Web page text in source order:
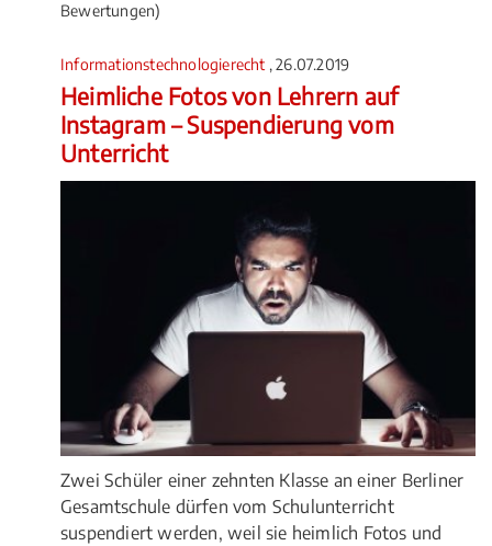
Bewertungen)
Informationstechnologierecht , 26.07.2019
Heimliche Fotos von Lehrern auf
Instagram – Suspendierung vom
Unterricht
Zwei Schüler einer zehnten Klasse an einer Berliner
Gesamtschule dürfen vom Schulunterricht
suspendiert werden, weil sie heimlich Fotos und